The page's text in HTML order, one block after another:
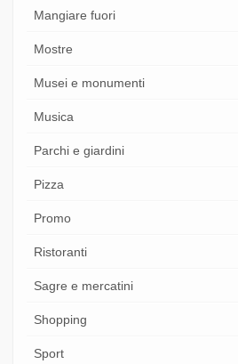
Mangiare fuori
Mostre
Musei e monumenti
Musica
Parchi e giardini
Pizza
Promo
Ristoranti
Sagre e mercatini
Shopping
Sport